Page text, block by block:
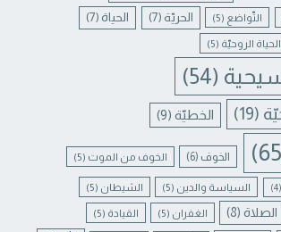
التّواضع (5) الحريّة (7) الحياة (7)
الحياة الروحيّة (5)
(54)
(19) الخطيّة (9)
الخوف (6) الخوف من الموت (5)
(4) السياسة والدين (5) الشيطان (5)
الصلاة(8) الغفران (5) القيادة (5)